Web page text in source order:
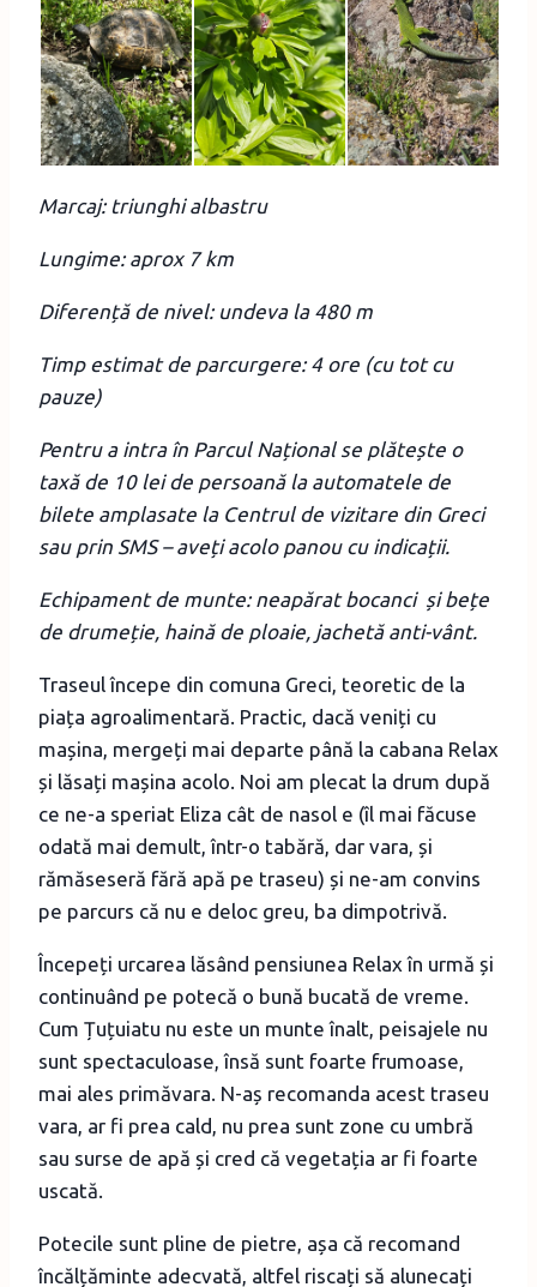
Marcaj: triunghi albastru
Lungime: aprox 7 km
Diferență de nivel: undeva la 480 m
Timp estimat de parcurgere: 4 ore (cu tot cu
pauze)
Pentru a intra în Parcul Național se plătește o
taxă de 10 lei de persoană la automatele de
bilete amplasate la Centrul de vizitare din Greci
sau prin SMS – aveți acolo panou cu indicații.
Echipament de munte: neapărat bocanci și bețe
de drumeție, haină de ploaie, jachetă anti-vânt.
Traseul începe din comuna Greci, teoretic de la
piața agroalimentară. Practic, dacă veniți cu
mașina, mergeți mai departe până la cabana Relax
și lăsați mașina acolo. Noi am plecat la drum după
ce ne-a speriat Eliza cât de nasol e (îl mai făcuse
odată mai demult, într-o tabără, dar vara, și
rămăseseră fără apă pe traseu) și ne-am convins
pe parcurs că nu e deloc greu, ba dimpotrivă.
Începeți urcarea lăsând pensiunea Relax în urmă și
continuând pe potecă o bună bucată de vreme.
Cum Țuțuiatu nu este un munte înalt, peisajele nu
sunt spectaculoase, însă sunt foarte frumoase,
mai ales primăvara. N-aș recomanda acest traseu
vara, ar fi prea cald, nu prea sunt zone cu umbră
sau surse de apă și cred că vegetația ar fi foarte
uscată.
Potecile sunt pline de pietre, așa că recomand
încălțăminte adecvată, altfel riscați să alunecați